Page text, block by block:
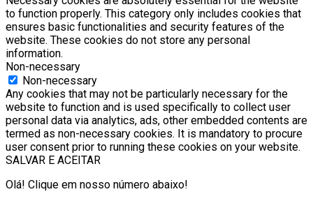
to function properly. This category only includes cookies that
ensures basic functionalities and security features of the
website. These cookies do not store any personal
information.
Non-necessary
Non-necessary
Any cookies that may not be particularly necessary for the
website to function and is used specifically to collect user
personal data via analytics, ads, other embedded contents are
termed as non-necessary cookies. It is mandatory to procure
user consent prior to running these cookies on your website.
SALVAR E ACEITAR
Olá! Clique em nosso número abaixo!